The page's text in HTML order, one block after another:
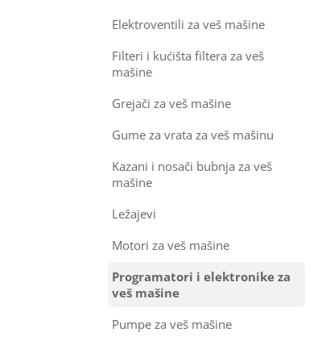
Elektroventili za veš mašine
Filteri i kućišta filtera za veš
mašine
Grejači za veš mašine
Gume za vrata za veš mašinu
Kazani i nosači bubnja za veš
mašine
Ležajevi
Motori za veš mašine
Programatori i elektronike za
veš mašine
Pumpe za veš mašine